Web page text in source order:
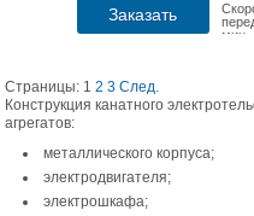
Заказать
мин
Страницы: 1 2 3 След.
Конструкция канатного
агрегатов:
металлического корпуса;
электродвигателя;
электрошкафа;